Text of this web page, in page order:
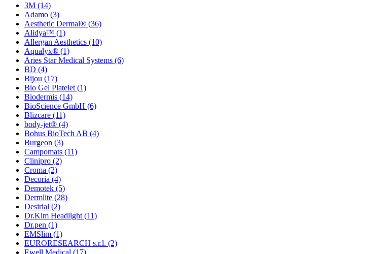
3M (14)
Adamo (3)
Aesthetic Dermal® (36)
Alidya™ (1)
Allergan Aesthetics (10)
Aqualyx® (1)
Aries Star Medical Systems (6)
BD (4)
Bijou (17)
Bio Gel Platelet (1)
Biodermis (14)
BioScience GmbH (6)
Blizcare (11)
body-jet® (4)
Bohus BioTech AB (4)
Burgeon (3)
Campomats (11)
Clinipro (2)
Croma (2)
Decoria (4)
Demotek (5)
Dermlite (28)
Desirial (2)
Dr.Kim Headlight (11)
Dr.pen (1)
EMSlim (1)
EURORESEARCH s.r.l. (2)
Ewell Medical (17)